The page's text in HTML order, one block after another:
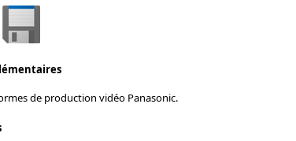
de production vidéo Panasonic.